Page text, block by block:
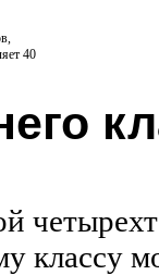
40
классу